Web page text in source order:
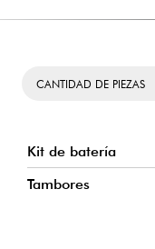
CANTIDAD DE PIEZAS
Kit de batería
Tambores